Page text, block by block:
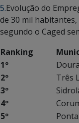
5.Evolução do
de 30 mil habitantes,
segundo o Caged
Ranking
1º
2º
Três
3º
4º
5º